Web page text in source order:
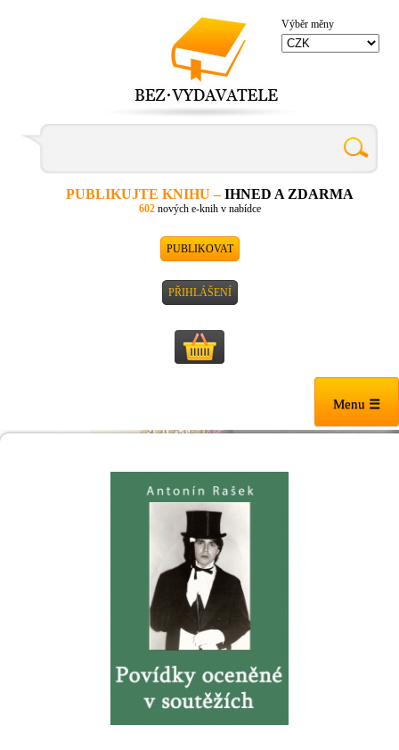
PUBLIKUJTE KNIHU –IHNED A ZDARMA
602nových e-knih v nabídce
PUBLIKOVAT
PŘIHLÁŠENÍ
Výběr měny
Menu ☰